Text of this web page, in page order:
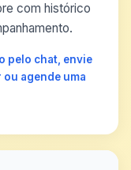
com histórico
pelo chat, envie
agende uma